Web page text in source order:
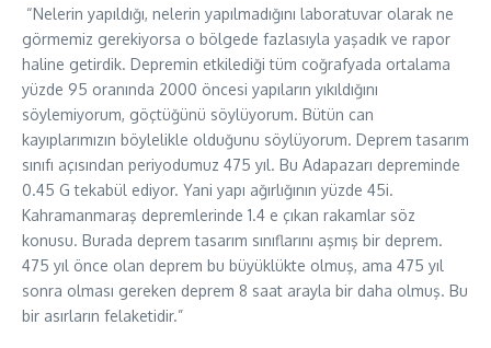
“Nelerin yapıldığı, nelerin yapılmadığını laboratuvar olarak ne
görmemiz gerekiyorsa o bölgede fazlasıyla yaşadık ve rapor
haline getirdik. Depremin etkilediği tüm coğrafyada ortalama
yüzde 95 oranında 2000 öncesi yapıların yıkıldığını
söylemiyorum, göçtüğünü söylüyorum. Bütün can
kayıplarımızın böylelikle olduğunu söylüyorum. Deprem tasarım
sınıfı açısından periyodumuz 475 yıl. Bu Adapazarı depreminde
0.45 G tekabül ediyor. Yani yapı ağırlığının yüzde 45i.
Kahramanmaraş depremlerinde 1.4 e çıkan rakamlar söz
konusu. Burada deprem tasarım sınıflarını aşmış bir deprem.
475 yıl önce olan deprem bu büyüklükte olmuş, ama 475 yıl
sonra olması gereken deprem 8 saat arayla bir daha olmuş. Bu
bir asırların felaketidir.”